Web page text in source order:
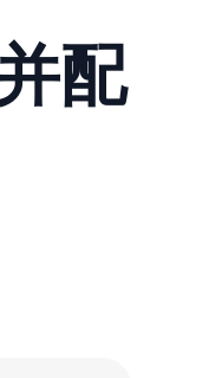
配